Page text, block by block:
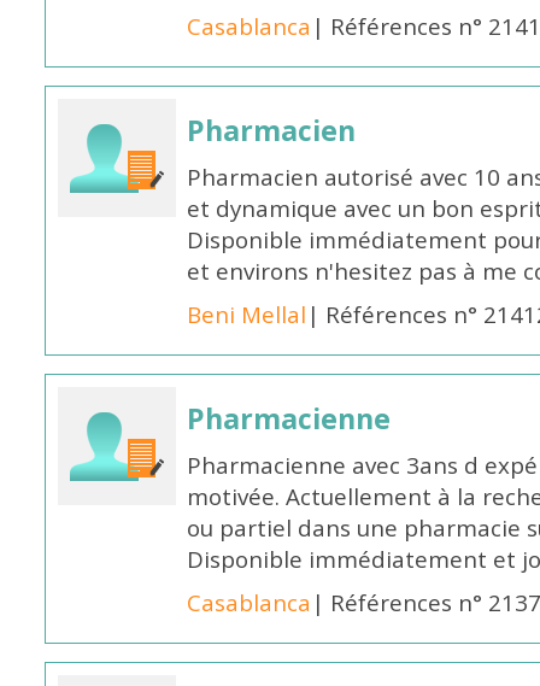
Casablanca | Références n°
Pharmacien
Pharmacien autorisé avec 10
et dynamique avec un bon
Disponible immédiatement
et environs n'hesitez pas à me
Beni Mellal | Références n°
Pharmacienne
Pharmacienne avec 3ans d
motivée. Actuellement à la
ou partiel dans une pharmacie
Disponible immédiatement et
Casablanca | Références n°